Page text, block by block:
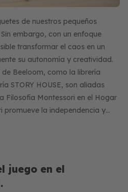
de nuestros pequeños
embargo, con un enfoque
transformar el caos en un
su autonomía y creatividad.
Beeloom, como la librería
STORY HOUSE, son aliadas
Filosofía Montessori en el Hogar
promueve la independencia y…
juego en el